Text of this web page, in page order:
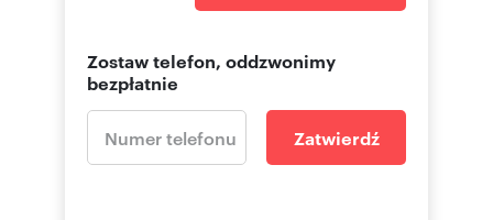
Zostaw telefon, oddzwonimy
bezpłatnie
Zatwierdź